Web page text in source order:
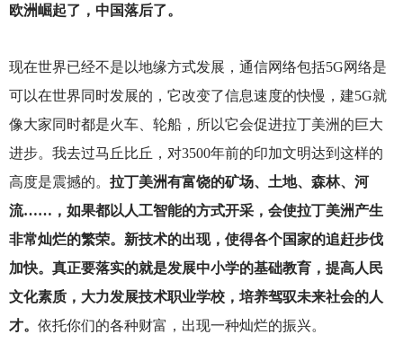
欧洲崛起了，中国落后了。
现在世界已经不是以地缘方式发展，通信网络包括5G网络是
可以在世界同时发展的，它改变了信息速度的快慢，建5G就
像大家同时都是火车、轮船，所以它会促进拉丁美洲的巨大
进步。我去过马丘比丘，对3500年前的印加文明达到这样的
高度是震撼的。 拉丁美洲有富饶的矿场、土地、森林、河
流……，如果都以人工智能的方式开采，会使拉丁美洲产生
非常灿烂的繁荣。新技术的出现，使得各个国家的追赶步伐
加快。真正要落实的就是发展中小学的基础教育，提高人民
文化素质，大力发展技术职业学校，培养驾驭未来社会的人
才。 依托你们的各种财富，出现一种灿烂的振兴。